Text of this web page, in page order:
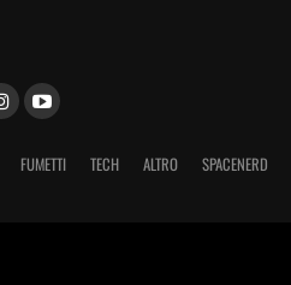
FUMETTI TECH ALTRO SPACENERD